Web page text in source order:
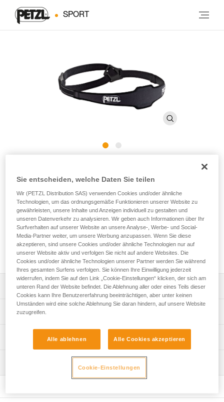
SPORT
CLASSIC E095BD
Ersatzkopfband für die Stirnlampen SWIFT RL CLASSIC
und SWIFT RL
Ersatzkopfband für die Stirnlampen SWIFT RL CLASSIC und
SWIFT RL.
Leistungsverzeichnis
Das breite CLASSIC-Kopfband aus zwei Teilen (Petzl-
Patent) gewährleistet hohen Tragekomfort und optimalen
Halt, wenn es beim Laufen oder Skifahren bergab geht.
Das Kopfband ist außerdem abnehmbar, waschbar und
austauschbar.
Lichtverhältnissen gesehen zu werden.
Technische Spezifikationen
Zugrundeliegende Spezifikationen
Referenz : E092EB00
Garantie : 3 Jahre
Technische Informationen
Sie entscheiden, welche Daten Sie teilen
Wir (PETZL Distribution SAS) verwenden Cookies und/oder ähnliche
Technologien, um das ordnungsgemäße Funktionieren unserer Website zu
gewährleisten, unsere Inhalte und Anzeigen individuell zu gestalten und
unseren Datenverkehr zu analysieren. Wir geben auch Informationen über Ihr
Surfverhalten auf unserer Website an unsere Analyse-, Werbe- und Social-
Media-Partner weiter, um unsere Werbung anzupassen. Wenn Sie diese
akzeptieren, sind unsere Cookies und/oder ähnliche Technologien nur auf
unserer Website aktiv und verfolgen Sie nicht auf andere Websites. Die
Cookies und/oder ähnliche Technologien unserer Partner werden Sie während
Ihres gesamten Surfens verfolgen. Sie können Ihre Einwilligung jederzeit
widerrufen, indem Sie auf den Link „Cookie-Einstellungen“ klicken, der sich am
unteren Rand der Website befindet. Die Ablehnung aller oder eines Teils dieser
Cookies kann Ihre Benutzererfahrung beeinträchtigen, aber unter keinen
Umständen wird eine solche Ablehnung Sie daran hindern, auf unsere Website
zuzugreifen.
Alle ablehnen Alle Cookies akzeptieren
Cookie-Einstellungen